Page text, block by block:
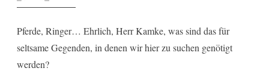
Pferde, Ringer… Ehrlich, Herr Kamke, was sind das für
seltsame Gegenden, in denen wir hier zu suchen genötigt
werden?